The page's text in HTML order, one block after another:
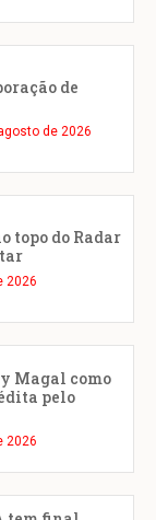
de
de 2026
topo do Radar
2026
Magal como
pelo
2026